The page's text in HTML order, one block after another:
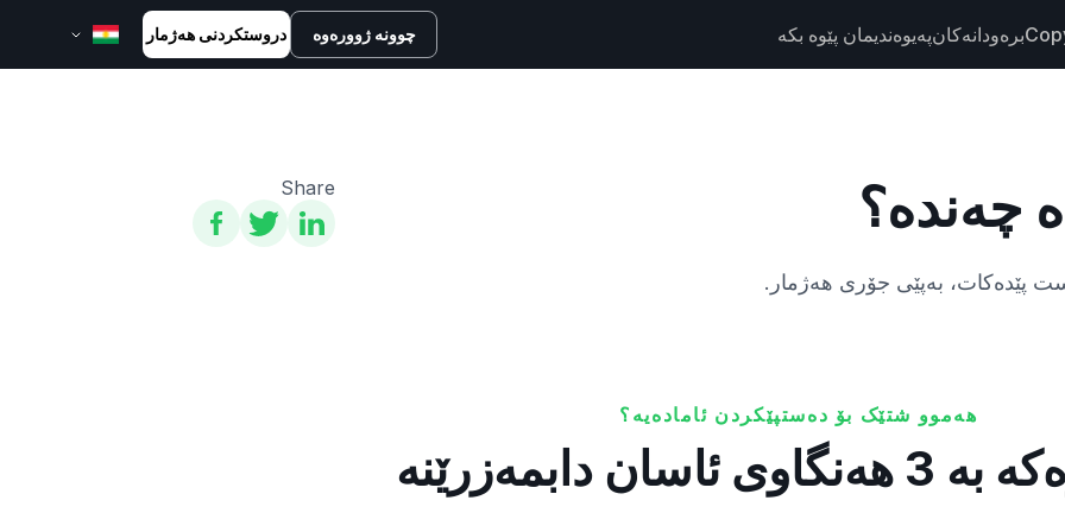
برەودانەکانپەیوەندیمان پێوە بکە چوونە ژوورەوە دروستکردنی هەژمار
中文 (台灣)
چەندە؟ Share
هەموو شتێک بۆ دەستپێکردن ئامادەیە؟
دابمەزرێنە